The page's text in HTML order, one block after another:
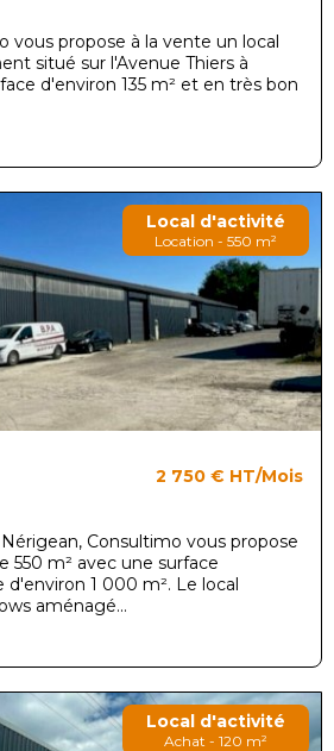
vous propose à la vente un local
situé sur l'Avenue Thiers à
d'environ 135 m² et en très bon
Local d'activité
Location - 550 m²
2 750 € HT/Mois
Consultimo vous propose
550 m² avec une surface
1 000 m². Le local
aménagé...
Local d'activité
Achat - 120 m²